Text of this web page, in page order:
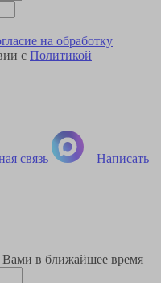
на обработку
с Политикой
связь Написать
в ближайшее время